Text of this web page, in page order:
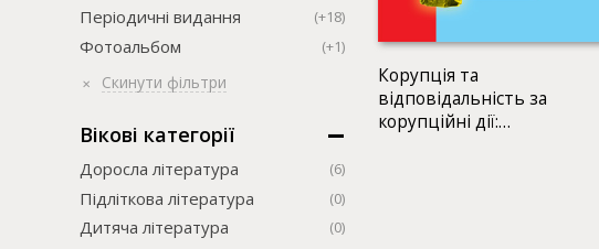
Періодичні видання (+18)
Фотоальбом (+1)
Скинути фільтри
Вікові категорії
Доросла література (6)
Підліткова література (0)
Дитяча література (0)
Корупція та
відповідальність за
корупційні дії: